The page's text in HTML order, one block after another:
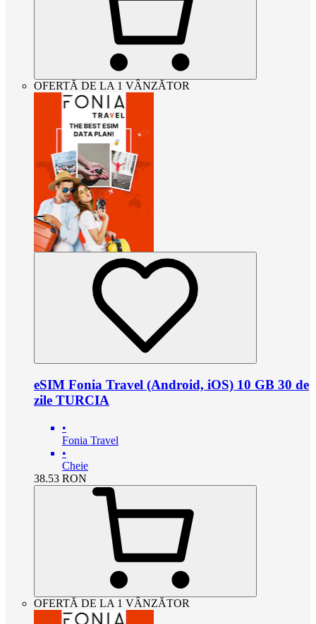
OFERTĂ DE LA 1 VÂNZĂTOR
eSIM Fonia Travel (Android, iOS) 10 GB 30 de
zile TURCIA
•
Fonia Travel
•
Cheie
38.53 RON
OFERTĂ DE LA 1 VÂNZĂTOR